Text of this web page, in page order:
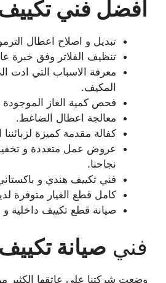
افضل فني
تبديل و اصلاح اعطال
تنظيف الفلاتر وفق خبرة
معرفة الاسباب التي ادت
المكيف.
فحص كمية الغاز
معالجة اعطال الضاغط.
كفالة مقدمة كميزة لزبائننا
عروض عمل متعددة و
نجاحنا.
فني تكييف هندي و
كامل قطع الغيار متوفرة
صيانة قطع تكييف داخلية و
فني صيانة
وضعت شركتنا على عاتقها الكثير